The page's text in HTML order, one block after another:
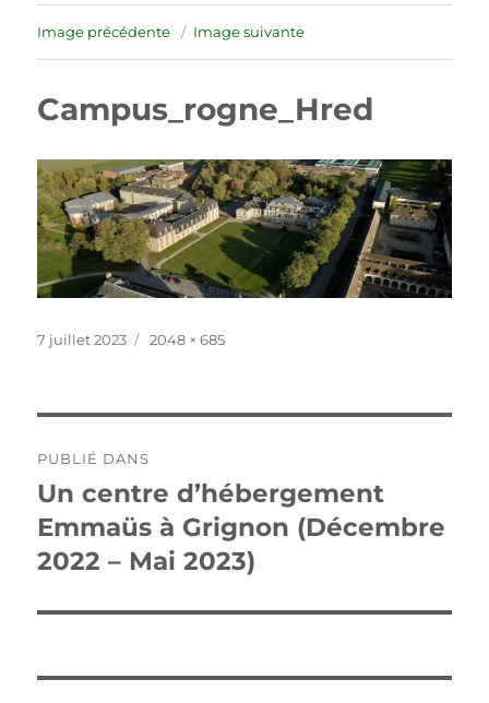
Image précédente Image suivante
Campus_rogne_Hred
Publié
7 juillet 2023
Taille
2048 × 685
de
l’article
PUBLIÉ DANS
Un centre d’hébergement
Emmaüs à Grignon (Décembre
2022 – Mai 2023)